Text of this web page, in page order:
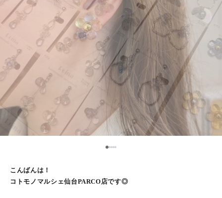
1234
こんばんは！
コトモノマルシェ仙台PARCO店です◎